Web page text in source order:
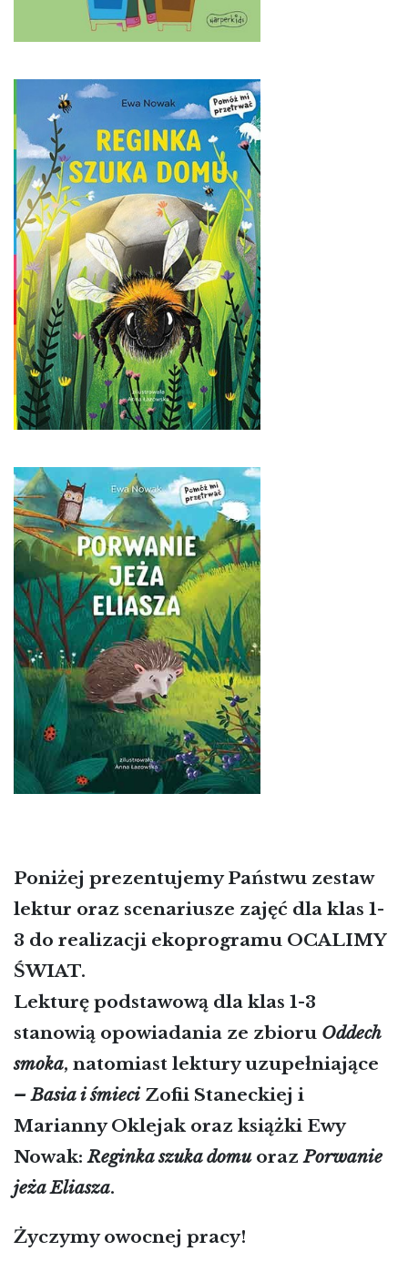
Poniżej prezentujemy Państwu zestaw
lektur oraz scenariusze zajęć dla klas 1-
3 do realizacji ekoprogramu OCALIMY
ŚWIAT.
Lekturę podstawową dla klas 1-3
stanowią opowiadania ze zbioru Oddech
smoka, natomiast lektury uzupełniające
– Basia i śmieciZofii Staneckiej i
Marianny Oklejak oraz książki Ewy
Nowak:Reginka szuka domuorazPorwanie
jeża Eliasza.
Życzymy owocnej pracy!